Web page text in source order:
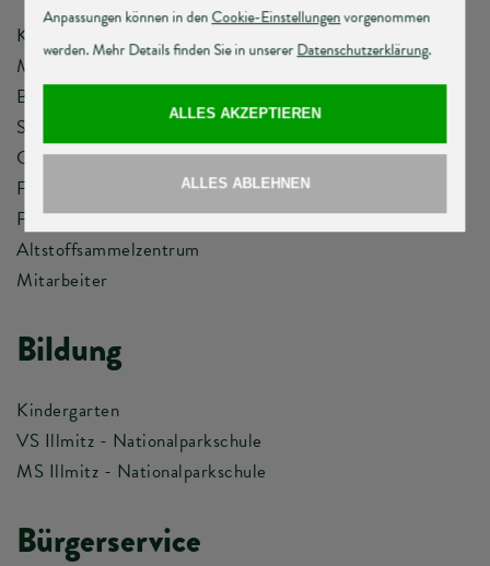
Kontakt & Öffnungszeiten
Meldeamt
Bauamt
Standesamt
Gemeindegebarung
Fundamt
Friedhof
Altstoffsammelzentrum
Mitarbeiter
Bildung
Kindergarten
VS Illmitz - Nationalparkschule
MS Illmitz - Nationalparkschule
Bürgerservice